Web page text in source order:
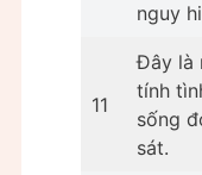
nguy
11
Đây là
tính
sống
sát.